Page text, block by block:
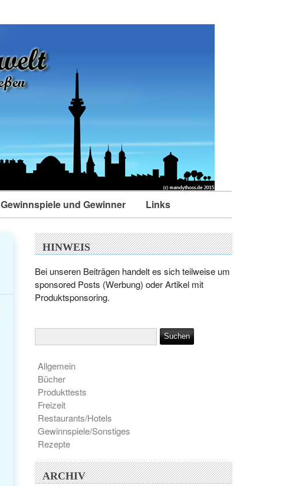
Gewinnspiele und Gewinner Links
HINWEIS
Bei unseren Beiträgen handelt es sich teilweise um
sponsored Posts (Werbung) oder Artikel mit
Produktsponsoring.
Allgemein
Bücher
Produkttests
Freizeit
Restaurants/Hotels
Gewinnspiele/Sonstiges
Rezepte
ARCHIV